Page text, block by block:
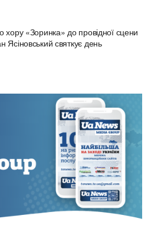
хору «Зоринка» до провідної сцени
Ясіновський святкує день